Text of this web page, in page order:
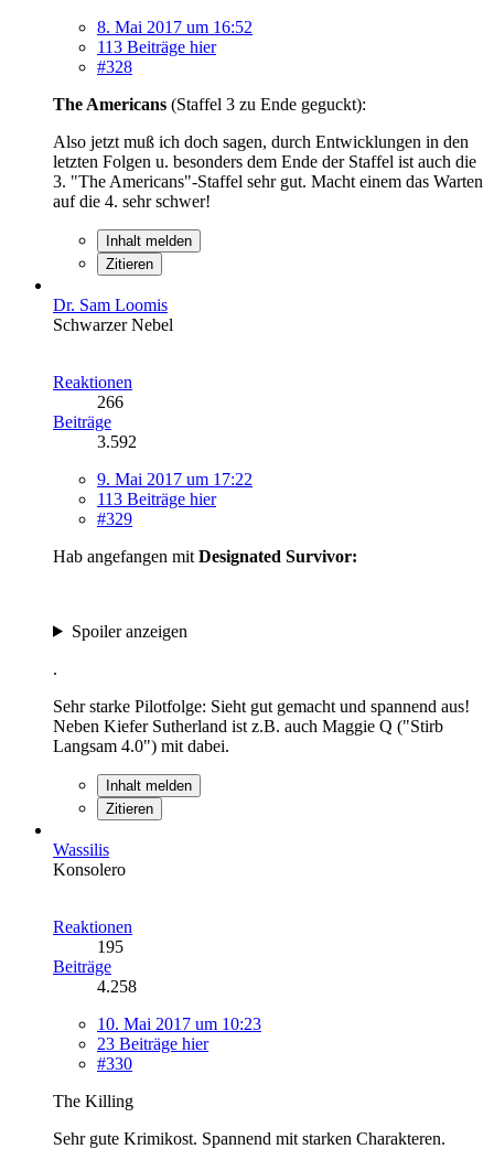
8. Mai 2017 um 16:52
113 Beiträge hier
#328
The Americans (Staffel 3 zu Ende geguckt):
Also jetzt muß ich doch sagen, durch Entwicklungen in den
letzten Folgen u. besonders dem Ende der Staffel ist auch die
3. "The Americans"-Staffel sehr gut. Macht einem das Warten
auf die 4. sehr schwer!
Inhalt melden
Zitieren
Dr. Sam Loomis
Schwarzer Nebel
Reaktionen
266
Beiträge
3.592
9. Mai 2017 um 17:22
113 Beiträge hier
#329
Hab angefangen mit Designated Survivor:
Spoiler anzeigen
.
Sehr starke Pilotfolge: Sieht gut gemacht und spannend aus!
Neben Kiefer Sutherland ist z.B. auch Maggie Q ("Stirb
Langsam 4.0") mit dabei.
Inhalt melden
Zitieren
Wassilis
Konsolero
Reaktionen
195
Beiträge
4.258
10. Mai 2017 um 10:23
23 Beiträge hier
#330
The Killing
Sehr gute Krimikost. Spannend mit starken Charakteren.